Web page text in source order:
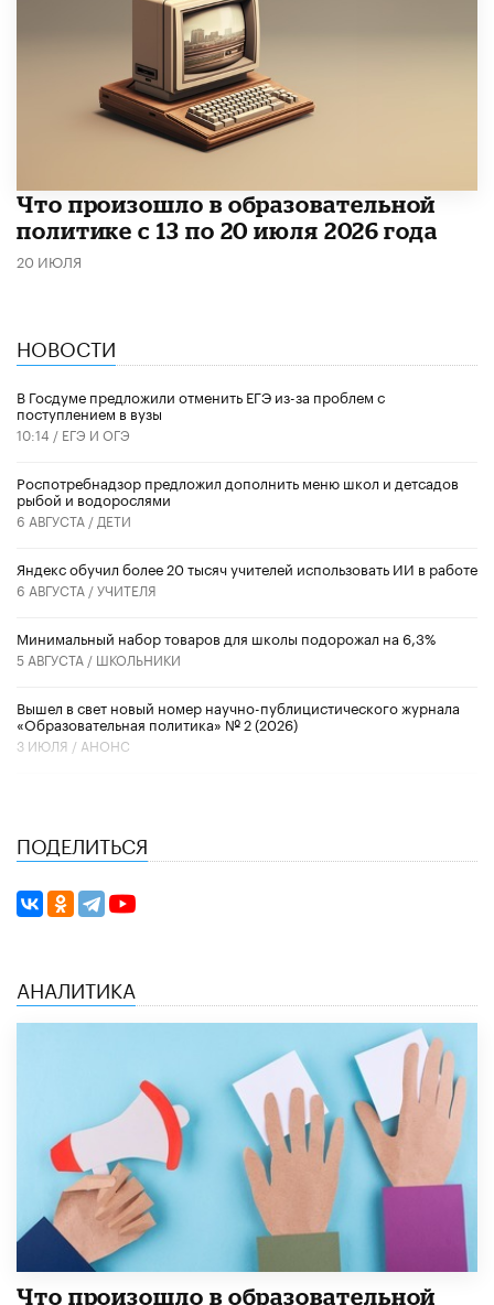
Что произошло в образовательной
политике с 13 по 20 июля 2026 года
20 ИЮЛЯ
НОВОСТИ
В Госдуме предложили отменить ЕГЭ из-за проблем с
поступлением в вузы
10:14 / ЕГЭ И ОГЭ
Роспотребнадзор предложил дополнить меню школ и детсадов
рыбой и водорослями
6 АВГУСТА / ДЕТИ
​Яндекс обучил более 20 тысяч учителей использовать ИИ в работе
6 АВГУСТА /УЧИТЕЛЯ
Минимальный набор товаров для школы подорожал на 6,3%
5 АВГУСТА / ШКОЛЬНИКИ
Вышел в свет новый номер научно-публицистического журнала
«Образовательная политика» № 2 (2026)
3 ИЮЛЯ / АНОНС
ПОДЕЛИТЬСЯ
АНАЛИТИКА
​Что произошло в образовательной